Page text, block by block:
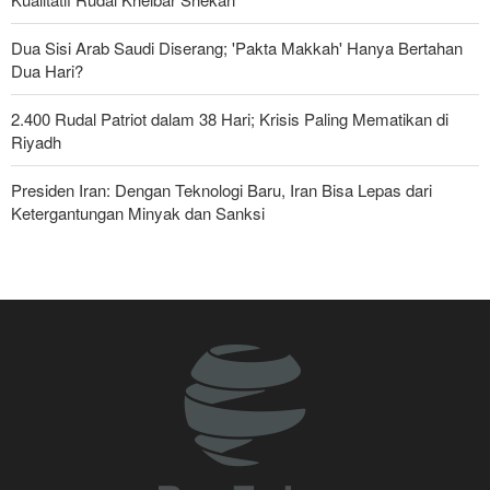
Dua Sisi Arab Saudi Diserang; 'Pakta Makkah' Hanya Bertahan
Dua Hari?
2.400 Rudal Patriot dalam 38 Hari; Krisis Paling Mematikan di
Riyadh
Presiden Iran: Dengan Teknologi Baru, Iran Bisa Lepas dari
Ketergantungan Minyak dan Sanksi
Bantuan Obat-obatan dari 11 Negara untuk Iran di Masa Perang
Yahya Saree: Operasi Khusus di Al-Mokha—Puluhan Pasukan